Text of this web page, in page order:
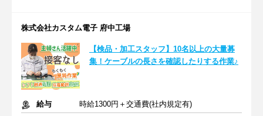
株式会社カスタム電子 府中工場
【検品・加工スタッフ】10名以上の大量募
集！ケーブルの長さを確認したりする作業♪
給与
時給1300円＋交通費(社内規定有)